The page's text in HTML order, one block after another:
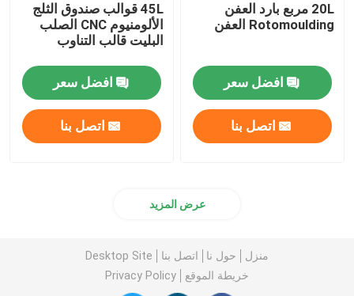
20L مربع بارد العفن
Rotomoulding العفن
افضل سعر
اتصل بنا
45L قوالب صندوق الثلج
الألومنيوم CNC الصلب
البليت قالب التناوب
افضل سعر
اتصل بنا
عرض المزيد
منزل حول نا اتصل بنا
Desktop Site
خريطة الموقع
Privacy Policy